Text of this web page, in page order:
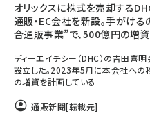
オリックスに株式を売却する
通販・EC会社を新設。手がけ
合通販事業”で、500億円の増
ディーエイチシー（DHC）の吉田喜
設立した。2023年5月に本会社への
の増資を計画している
通販新聞[転載元]